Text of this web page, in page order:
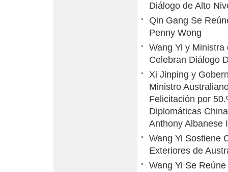
Diálogo de Alto
Qin Gang Se
Penny Wong
Wang Yi y
Celebran Diálogo
Xi Jinping y
Ministro
Felicitación por
Diplomáticas
Anthony Albanese
Wang Yi Sostiene
Exteriores de
Wang Yi Se